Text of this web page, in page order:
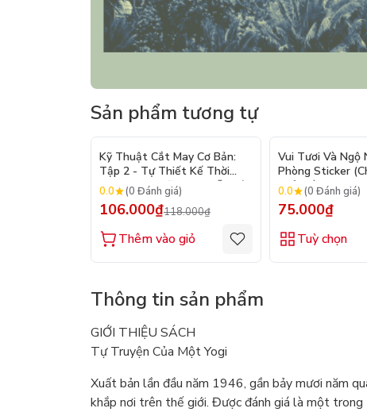
Sản phẩm tương tự
- 10%
Kỹ Thuật Cắt May Cơ Bản:
Tập 2 - Tự Thiết Kế Thời
Trang Nam Nữ - Tạo Mẫu Rập
- Kỹ Thuật Nhảy Size
0.0 (0 Đánh giá)
106.000₫118.000₫
Thêm vào giỏ
Vui Tươi Và Ngộ
Phòng Sticker
Chủ Đề) - Hơn
0.0 (0 Đánh giá)
75.000₫
Tuỳ chọn
Thông tin sản phẩm
GIỚI THIỆU SÁCH
Tự Truyện Của Một Yogi
Xuất bản lần đầu năm 1946, gần bảy mươi năm
khắp nơi trên thế giới. Được đánh giá là một